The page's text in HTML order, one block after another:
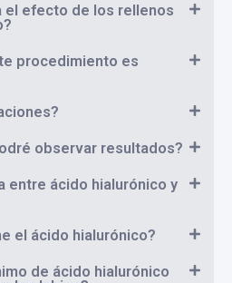
el efecto de los rellenos
procedimiento es
observar resultados?
entre ácido hialurónico y
el ácido hialurónico?
de ácido hialurónico